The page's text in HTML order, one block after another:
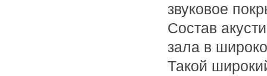
звуковое
Состав
зала в
Такой